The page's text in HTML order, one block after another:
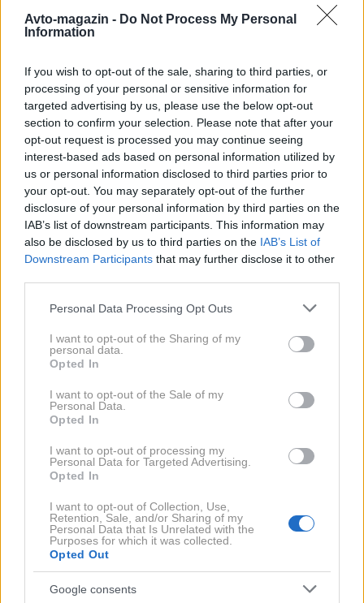
Avto-magazin - Do Not Process My Personal
Information
If you wish to opt-out of the sale, sharing to third parties, or
processing of your personal or sensitive information for
targeted advertising by us, please use the below opt-out
section to confirm your selection. Please note that after your
opt-out request is processed you may continue seeing
interest-based ads based on personal information utilized by
us or personal information disclosed to third parties prior to
your opt-out. You may separately opt-out of the further
disclosure of your personal information by third parties on the
IAB’s list of downstream participants. This information may
also be disclosed by us to third parties on the IAB’s List of
Downstream Participants that may further disclose it to other
Please note that this website/app uses one or more Google
not limited to your visit or usage behaviour. You may click to
grant or deny consent to Google and its third-party tags to
use your data for below specified purposes in below Google
consent section.
Personal Data Processing Opt Outs
I want to opt-out of the Sharing of my
personal data.
Opted In
I want to opt-out of the Sale of my
Personal Data.
Opted In
I want to opt-out of processing my
Personal Data for Targeted Advertising.
Opted In
I want to opt-out of Collection, Use,
Retention, Sale, and/or Sharing of my
Personal Data that Is Unrelated with the
Purposes for which it was collected.
Opted Out
Google consents
Arona litrski bencinski trivaljnik, ki zmore 85 kilovatov
(115 KM) in 200 njutonmetrov navora (z najvišjim
Brez električne pomoči, blago hibridizirana Arona šele
prihaja.
V tem primeru s 7-stopenjskim DSG menjalnikom, s
katerim sta ekonomičen, četudi ne vedno najbolj
kultiviran paket za vsakdanjo uporabo. V kontekstu
zmernih pričakovanj voznika pri tem avtomobilu se mi
resda zmanjka sape in ob težki desni nogi postane
hrupen, ampak mislim, da boste ob porabi petih do
šestih litrov to tam brez težav sprejeli. Po mestu